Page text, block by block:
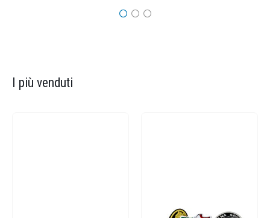
I più venduti